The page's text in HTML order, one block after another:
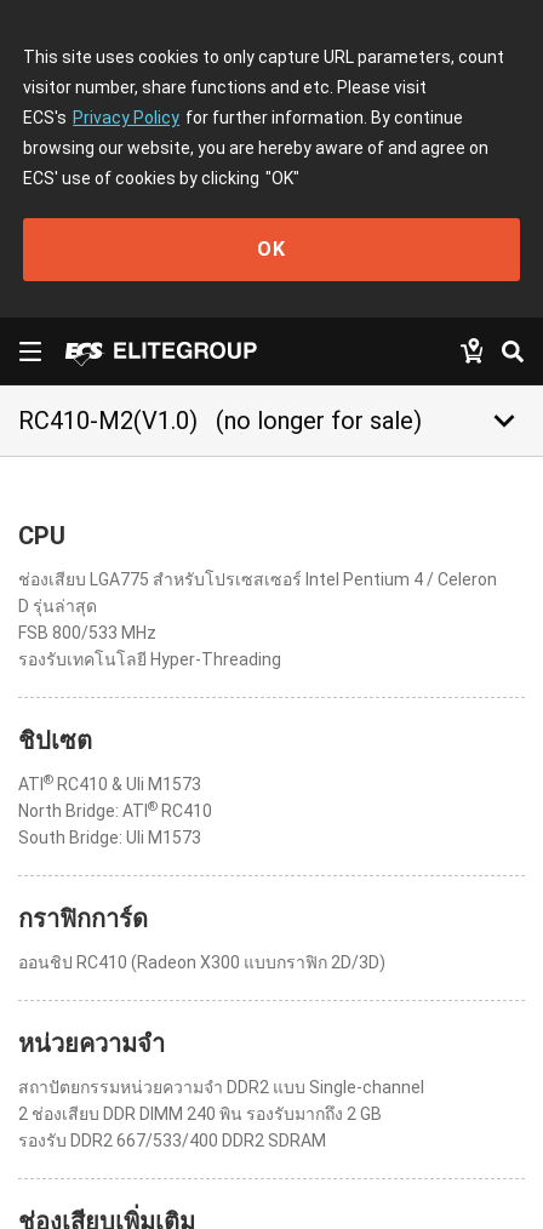
This site uses cookies to only capture URL parameters, count
visitor number, share functions and etc. Please visit
ECS's Privacy Policy for further information. By continue
browsing our website, you are hereby aware of and agree on
ECS' use of cookies by clicking "OK"
OK
RC410-M2(V1.0) (no longer for sale) keyboard_arrow_down
CPU
ช่องเสียบ LGA775 สำหรับโปรเซสเซอร์ Intel Pentium 4 / Celeron
D รุ่นล่าสุด
FSB 800/533 MHz
รองรับเทคโนโลยี Hyper-Threading
ชิปเซต
ATI ® RC410 & Uli M1573
North Bridge: ATI ® RC410
South Bridge: Uli M1573
กราฟิกการ์ด
ออนชิป RC410 (Radeon X300 แบบกราฟิก 2D/3D)
หน่วยความจำ
สถาปัตยกรรมหน่วยความจำ DDR2 แบบ Single-channel
2 ช่องเสียบ DDR DIMM 240 พิน รองรับมากถึง 2 GB
รองรับ DDR2 667/533/400 DDR2 SDRAM
ช่องเสียบเพิ่มเติม